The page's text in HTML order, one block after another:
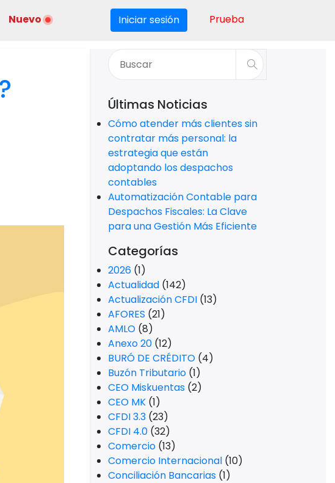
Nuevo Iniciar sesión Prueba
Últimas Noticias
Cómo atender más clientes sin
contratar más personal: la
estrategia que están
adoptando los despachos
contables
Automatización Contable para
Despachos Fiscales: La Clave
para una Gestión Más Eficiente
Categorías
2026 (1)
Actualidad (142)
Actualización CFDI (13)
AFORES (21)
AMLO (8)
Anexo 20 (12)
BURÓ DE CRÉDITO (4)
Buzón Tributario (1)
CEO Miskuentas (2)
CEO MK (1)
CFDI 3.3 (23)
CFDI 4.0 (32)
Comercio (13)
Comercio Internacional (10)
Conciliación Bancarias (1)